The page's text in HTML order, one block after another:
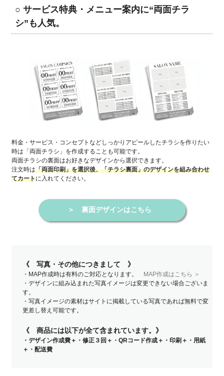
○ サービス特典・メニュー案内に“両面チラ
シ”も人気。
料金・サービス・コンセプトなどしっかりアピールしたチラシを作りたい
時は「両面チラシ」を作成することも可能です。
両面チラシの裏面はお好きなデザインから選択できます。
注文時は「両面印刷」を選択後、「チラシ裏面」のデザインを組み合わせ
てカートに入れてください。
＞ 裏面デザインはこちら
《 写真・その他につきまして 》
・MAP作成時は有料のご対応となります。
MAP作成はこちら ＞
・デザインに組み込まれた写真イメージは変更できない場合ございま
す。
・写真イメージの素材はサイトに掲載している写真であれば無料で変
更差し替え可能です。
《 商品には以下が全て含まれています。》
・デザイン作成費＋・修正３回＋・QRコード作成＋・印刷＋・用紙
＋・配送費